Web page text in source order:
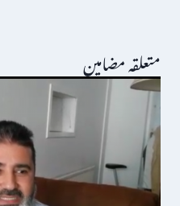
متعلقہ مضامین